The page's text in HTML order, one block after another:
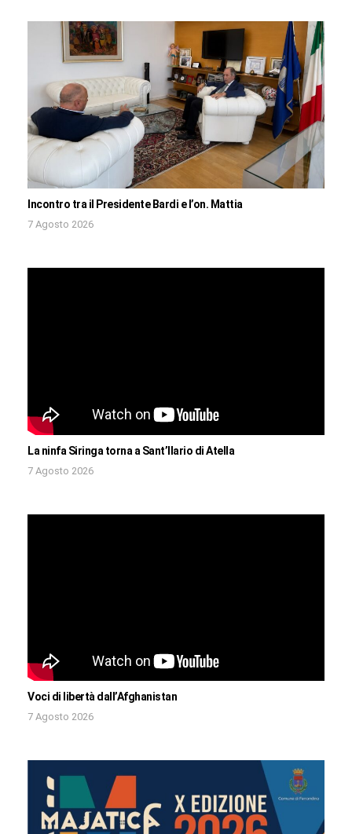
Incontro tra il Presidente Bardi e l’on. Mattia
7 Agosto 2026
La ninfa Siringa torna a Sant’Ilario di Atella
7 Agosto 2026
Voci di libertà dall’Afghanistan
7 Agosto 2026